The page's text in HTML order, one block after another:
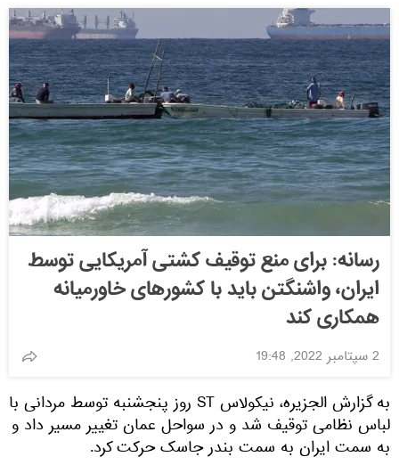
رسانه: برای منع توقیف کشتی آمریکایی توسط
ایران، واشنگتن باید با کشورهای خاورمیانه
همکاری کند
2 سپتامبر 2022, 19:48
به گزارش الجزیره، نیکولاس ST روز پنجشنبه توسط مردانی با
لباس نظامی توقیف شد و در سواحل عمان تغییر مسیر داد و
به سمت ایران به سمت بندر جاسک حرکت کرد.